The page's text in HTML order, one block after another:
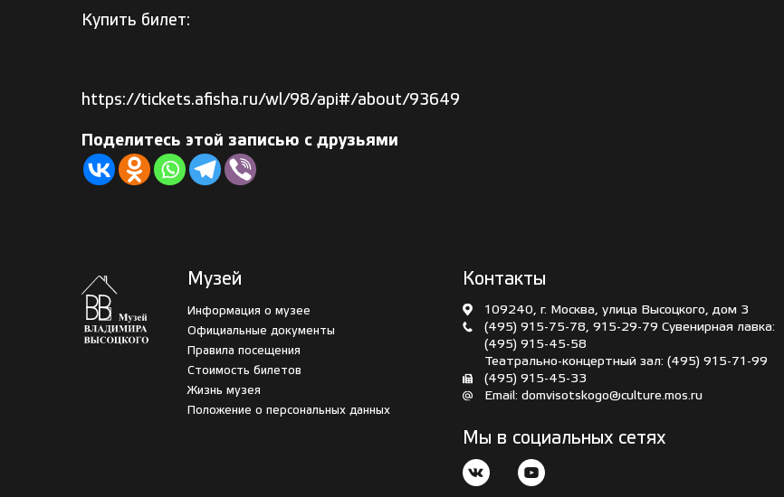
Купить билет:
https://tickets.afisha.ru/wl/98/api#/about/93649
Поделитесь этой записью с друзьями
Музей
Информация о музее
Официальные документы
Правила посещения
Стоимость билетов
Жизнь музея
Положение о персональных данных
Контакты
109240, г. Москва, улица Высоцкого, дом 3
(495) 915-75-78, 915-29-79 Сувенирная лавка:
(495) 915-45-58
Театрально-концертный зал: (495) 915-71-99
(495) 915-45-33
Email: domvisotskogo@culture.mos.ru
Мы в социальных сетях